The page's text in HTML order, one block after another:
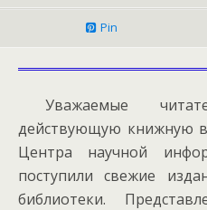
Pin
Уважаемые
действующую книжную
Центра научной
поступили свежие
библиотеки.